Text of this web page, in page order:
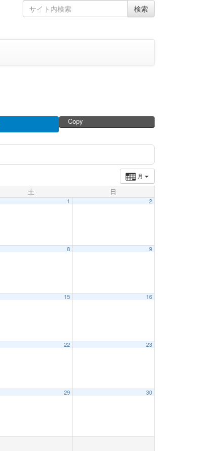
Skip
to
Search
for
検索
Copy
月
土 日
1 2
8 9
15 16
22 23
29 30